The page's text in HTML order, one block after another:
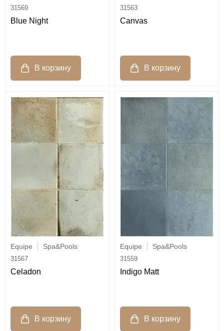
31569
Blue Night
31563
Canvas
Equipe Spa&Pools
31567
Celadon
Equipe Spa&Pools
31559
Indigo Matt